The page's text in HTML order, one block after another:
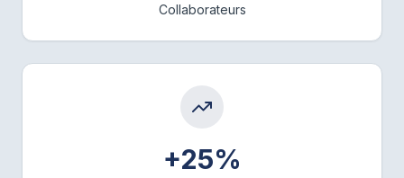
Collaborateurs
+25%